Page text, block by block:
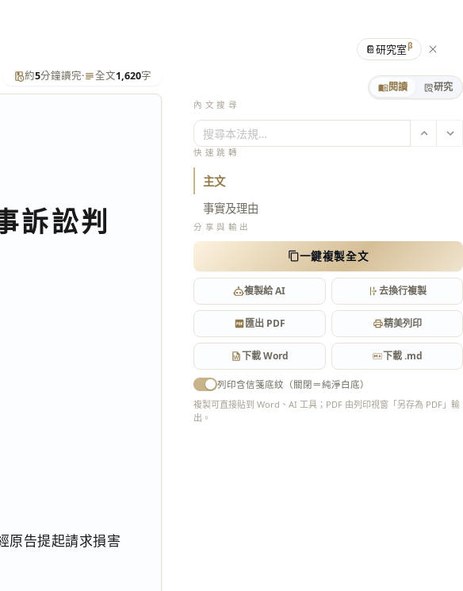
約5分鐘讀完· 全文1,620字
訴訟判
原告提起請求損害
閱讀 研究
內文搜尋
搜尋本法規…
快速跳轉
主文
事實及理由
分享與輸出
一鍵複製全文
複製給 AI 去換行複製
匯出 PDF 精美列印
下載 Word 下載 .md
列印含信箋底紋（關閉＝純淨白底）
複製可直接貼到 Word、AI 工具；PDF 由列印視窗「另存為 PDF」輸
出。
📔研究室β